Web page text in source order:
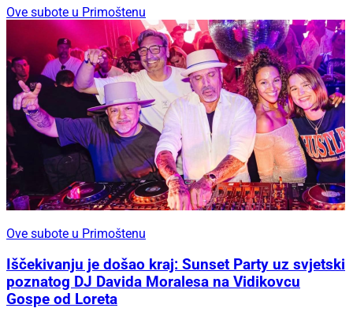
Ove subote u Primoštenu
Ove subote u Primoštenu
Iščekivanju je došao kraj: Sunset Party uz svjetski
poznatog DJ Davida Moralesa na Vidikovcu
Gospe od Loreta